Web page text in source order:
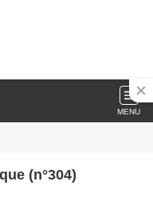
MENU
(n°304)